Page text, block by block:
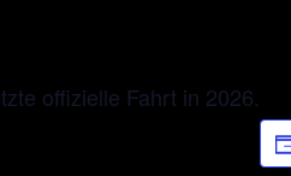
offizielle Fahrt in 2026.